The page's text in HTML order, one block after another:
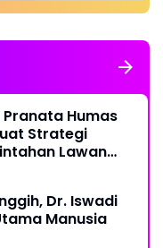
Humas
Strategi
Lawan
Dr. Iswadi
Manusia